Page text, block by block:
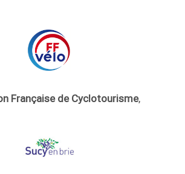
Française de Cyclotourisme,